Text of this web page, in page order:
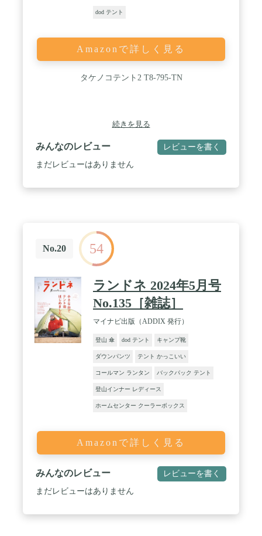
非常に扱いやすいです。
dod テント
Amazonで詳しく見る
タケノコテント2 T8-795-TN
続きを見る
みんなのレビュー レビューを書く
まだレビューはありません
No.20 54
ランドネ 2024年5月号
No.135［雑誌］
マイナビ出版（ADDIX 発行）
登山 傘 dod テント キャンプ靴
ダウンパンツ テント かっこいい
コールマン ランタン バックパック テント
登山インナー レディース
ホームセンター クーラーボックス
Amazonで詳しく見る
みんなのレビュー レビューを書く
まだレビューはありません